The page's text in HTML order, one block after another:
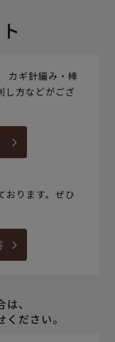
カギ針編み・棒
し方などがござ
おります。ぜひ
、
ださい。